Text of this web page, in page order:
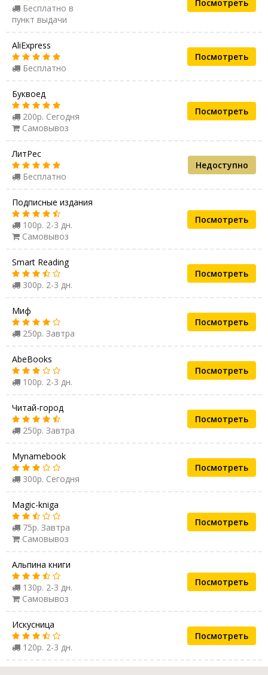
Бесплатно в
пункт выдачи
Посмотреть
AliExpress
Бесплатно
Посмотреть
Буквоед
200р. Сегодня
Самовывоз
Посмотреть
ЛитРес
Бесплатно
Недоступно
Подписные издания
100р. 2-3 дн.
Самовывоз
Посмотреть
Smart Reading
300р. 2-3 дн.
Посмотреть
Миф
250р. Завтра
Посмотреть
AbeBooks
100р. 2-3 дн.
Посмотреть
Читай-город
250р. Завтра
Посмотреть
Mynamebook
300р. Сегодня
Посмотреть
Magic-kniga
75р. Завтра
Самовывоз
Посмотреть
Альпина книги
130р. 2-3 дн.
Самовывоз
Посмотреть
Искусница
120р. 2-3 дн.
Посмотреть